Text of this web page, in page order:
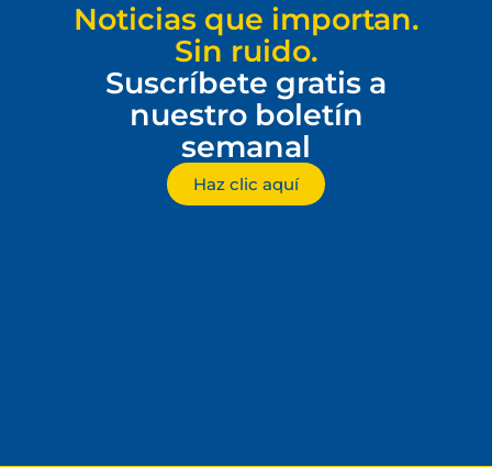
Noticias que importan.
Sin ruido.
Suscríbete gratis a
nuestro boletín
semanal
Haz clic aquí